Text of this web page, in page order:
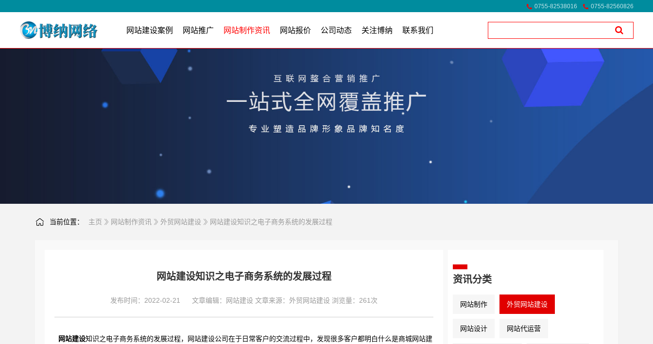
0755-82538016 0755-82560826
网站建设案例 网站推广 网站制作资讯 网站报价 公司动态 关注博纳 联系我们
当前位置： 主页 网站制作资讯 外贸网站建设 网站建设知识之电子商务系统的发展过程
网站建设知识之电子商务系统的发展过程
发布时间：2022-02-21 文章编辑： 网站建设 文章来源： 外贸网站建设 浏览量： 261次
网站建设知识之电子商务系统的发展过程，网站建设公司在于日常客户的交流过程中，发现很多客户都明白什么是商城网站建
资讯分类
网站制作 外贸网站建设
网站设计 网站代运营